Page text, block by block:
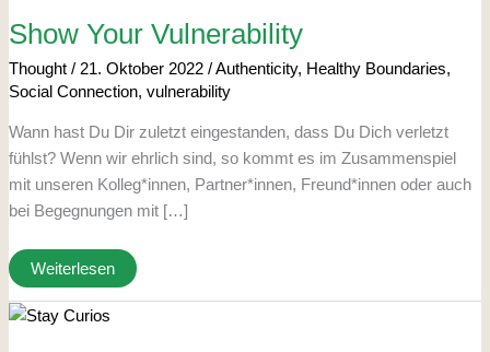
Show Your Vulnerability
Thought / 21. Oktober 2022/Authenticity, Healthy Boundaries,
Social Connection,vulnerability
Wann hast Du Dir zuletzt eingestanden, dass Du Dich verletzt
fühlst? Wenn wir ehrlich sind, so kommt es im Zusammenspiel
mit unseren Kolleg*innen, Partner*innen, Freund*innen oder auch
bei Begegnungen mit […]
Weiterlesen
Use
Your